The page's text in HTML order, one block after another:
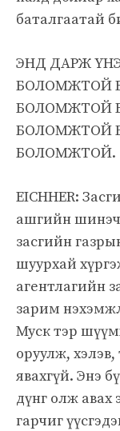
баталгаатай
ЭНД ДАРЖ
БОЛОМЖТОЙ
БОЛОМЖТОЙ
БОЛОМЖТОЙ
БОЛОМЖТОЙ.
EICHHER:
ашгийн
засгийн
шуурхай
агентлагийн
зарим
Муск тэр
оруулж, хэлэв,
явахгүй. Энэ
дүнг олж авах
гарчиг